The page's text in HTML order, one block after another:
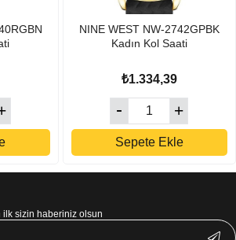
NINE WEST NW-2742GPBK
Kadın Kol Saati
₺1.334,39
Sepete Ekle
sizin haberiniz olsun